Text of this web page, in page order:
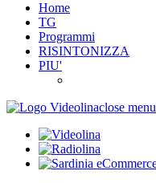
Home
TG
Programmi
RISINTONIZZA
PIU'
close menu